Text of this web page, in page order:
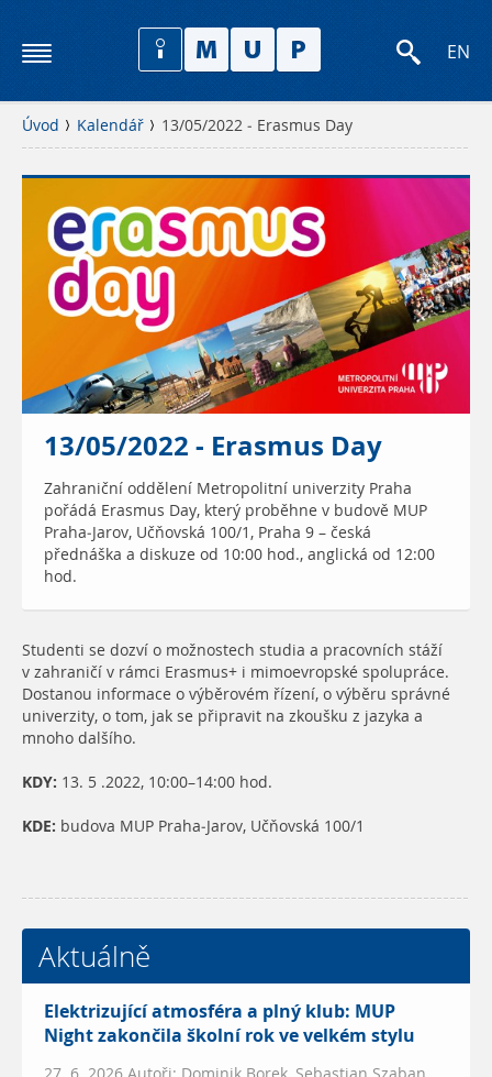
EN
Úvod Kalendář 13/05/2022 - Erasmus Day
13/05/2022 - Erasmus Day
Zahraniční oddělení Metropolitní univerzity Praha
pořádá Erasmus Day, který proběhne v budově MUP
Praha-Jarov, Učňovská 100/1, Praha 9 – česká
přednáška a diskuze od 10:00 hod., anglická od 12:00
hod.
Studenti se dozví o možnostech studia a pracovních stáží
v zahraničí v rámci Erasmus+ i mimoevropské spolupráce.
Dostanou informace o výběrovém řízení, o výběru správné
univerzity, o tom, jak se připravit na zkoušku z jazyka a
mnoho dalšího.
KDY: 13. 5 .2022, 10:00–14:00 hod.
KDE: budova MUP Praha-Jarov, Učňovská 100/1
Aktuálně
Elektrizující atmosféra a plný klub: MUP
Night zakončila školní rok ve velkém stylu